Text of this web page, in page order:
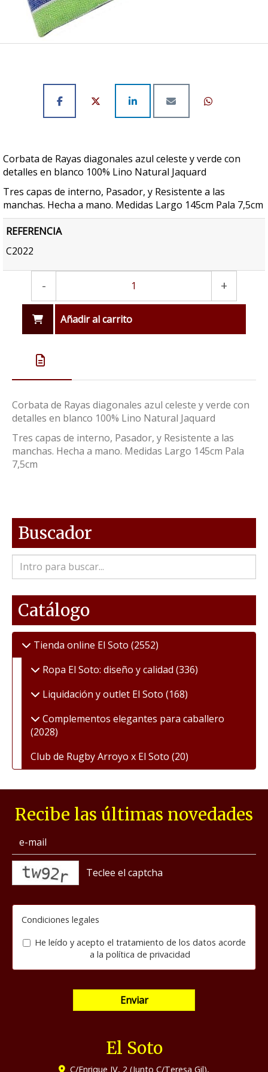
Corbata de Rayas diagonales azul celeste y verde con
detalles en blanco 100% Lino Natural Jaquard
Tres capas de interno, Pasador, y Resistente a las
manchas. Hecha a mano. Medidas Largo 145cm Pala 7,5cm
REFERENCIA
C2022
- +
Añadir al carrito
Corbata de Rayas diagonales azul celeste y verde con
detalles en blanco 100% Lino Natural Jaquard
Tres capas de interno, Pasador, y Resistente a las
manchas. Hecha a mano. Medidas Largo 145cm Pala
7,5cm
Buscador
Catálogo
Tienda online El Soto (2552)
Ropa El Soto: diseño y calidad (336)
Liquidación y outlet El Soto (168)
Complementos elegantes para caballero
(2028)
Club de Rugby Arroyo x El Soto (20)
Recibe las últimas novedades
Condiciones legales
He leído y acepto el tratamiento de los datos acorde
a la política de privacidad
Enviar
El Soto
C/Enrique IV, 2 (Junto C/Teresa Gil),